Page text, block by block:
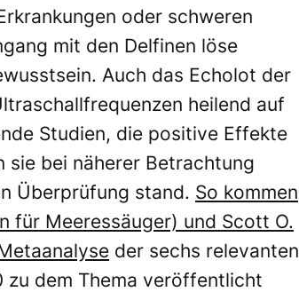
oder schweren
mit den Delfinen löse
Auch das Echolot der
heilend auf
Studien, die positive Effekte
sie bei näherer Betrachtung
Überprüfung stand. So kommen
für Meeressäuger) und Scott O.
der sechs relevanten
zu dem Thema veröffentlicht